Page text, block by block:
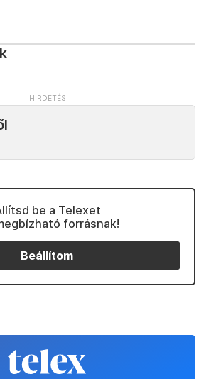
be a Telexet
forrásnak!
Beállítom